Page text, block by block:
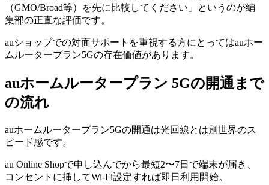
（GMO/Broad等）を先に比較してください」というのが編
集部の正直な評価です。
auショップでの対面サポートを重視する方にとってはauホー
ムルータープラン5Gの存在価値があります。
auホームルータープラン 5Gの開通まで
の流れ
auホームルータープラン5Gの開通は光回線とは別世界のス
ピード感です。
au Online Shopで申し込んでから最短2〜7日で端末が届き、
コンセントに挿してWi-Fi設定すれば即日利用開始。